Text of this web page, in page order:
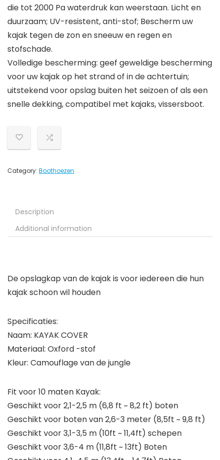
die tot 2000 Pa waterdruk kan weerstaan. Licht en
duurzaam; UV-resistent, anti-stof; Bescherm uw
kajak tegen de zon en sneeuw en regen en
stofschade.
Volledige bescherming: geef geweldige bescherming
voor uw kajak op het strand of in de achtertuin;
uitstekend voor opslag buiten het seizoen of als een
snelle dekking, compatibel met kajaks, vissersboot.
Category: Boothoezen
Description
Additional information
De opslagkap van de kajak is voor iedereen die hun
kajak schoon wil houden
Specificaties:
Naam: KAYAK COVER
Materiaal: Oxford -stof
Kleur: Camouflage van de jungle
Fit voor 10 maten Kayak:
Geschikt voor 2,1-2,5 m (6,8 ft ~ 8,2 ft) boten
Geschikt voor boten van 2,6-3 meter (8,5ft ~ 9,8 ft)
Geschikt voor 3,1-3,5 m (10ft ~ 11,4ft) schepen
Geschikt voor 3,6-4 m (11,8ft ~ 13ft) Boten